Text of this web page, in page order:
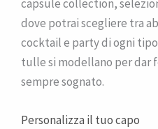
capsule collection,
dove potrai scegliere tra
cocktail e party di ogni
tulle si modellano per dar
sempre sognato.
Personalizza il tuo capo